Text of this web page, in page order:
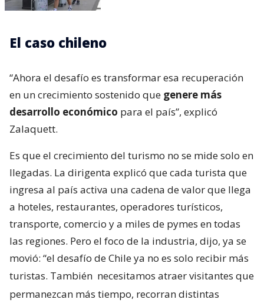
El caso chileno
“Ahora el desafío es transformar esa recuperación
en un crecimiento sostenido que genere más
desarrollo económico para el país”, explicó
Zalaquett.
Es que el crecimiento del turismo no se mide solo en
llegadas. La dirigenta explicó que cada turista que
ingresa al país activa una cadena de valor que llega
a hoteles, restaurantes, operadores turísticos,
transporte, comercio y a miles de pymes en todas
las regiones. Pero el foco de la industria, dijo, ya se
movió: “el desafío de Chile ya no es solo recibir más
turistas. También necesitamos atraer visitantes que
permanezcan más tiempo, recorran distintas